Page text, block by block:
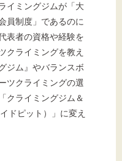
イミングジムが「大
員制度」であるのに
表者の資格や経験を
クライミングを教え
ジム』やバランスボ
ツクライミングの選
クライミングジム＆
ドピット）」に変え